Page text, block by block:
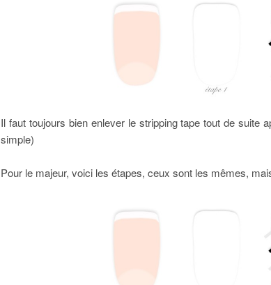
Il faut toujours bien enlever le stripping tape tout de suite
simple)
Pour le majeur, voici les étapes, ceux sont les mêmes,